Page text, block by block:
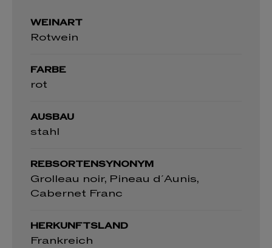
WEINART
Rotwein
FARBE
rot
AUSBAU
stahl
REBSORTENSYNONYM
Grolleau noir, Pineau d´Aunis,
Cabernet Franc
HERKUNFTSLAND
Frankreich